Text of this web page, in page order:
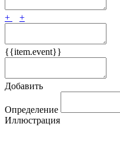
+ +
{{item.event}}
Добавить
Определение
Иллюстрация